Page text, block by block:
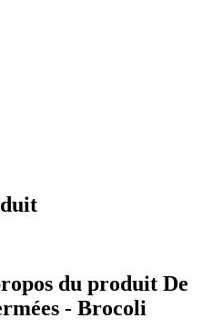
du produit De
- Brocoli